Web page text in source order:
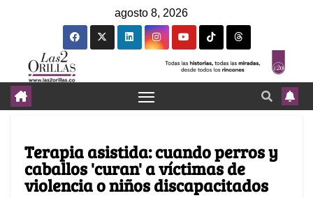
agosto 8, 2026
Terapia asistida: cuando perros y
caballos 'curan' a víctimas de
violencia o niños discapacitados